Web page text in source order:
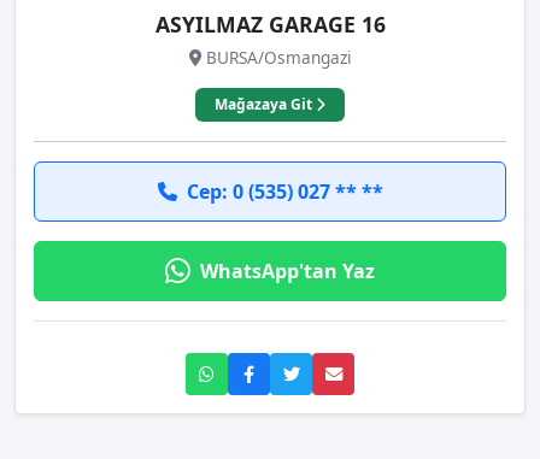
ASYILMAZ GARAGE 16
BURSA/Osmangazi
Mağazaya Git
Cep: 0 (535) 027 ** **
WhatsApp'tan Yaz